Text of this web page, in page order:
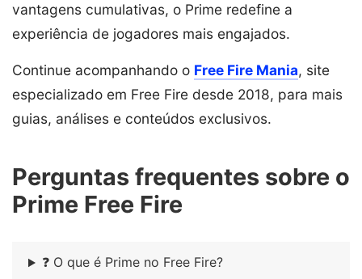
vantagens cumulativas, o Prime redefine a
experiência de jogadores mais engajados.
Continue acompanhando o Free Fire Mania, site
especializado em Free Fire desde 2018, para mais
guias, análises e conteúdos exclusivos.
Perguntas frequentes sobre o
Prime Free Fire
❓ O que é Prime no Free Fire?